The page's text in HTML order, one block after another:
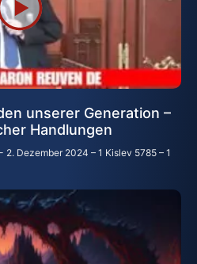
unserer Generation –
Handlungen
2. Dezember 2024 – 1 Kislev 5785 – 1